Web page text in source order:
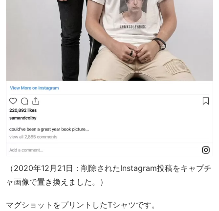
（2020年12月21日：削除されたInstagram投稿をキャプチ
ャ画像で置き換えました。）
マグショットをプリントしたTシャツです。